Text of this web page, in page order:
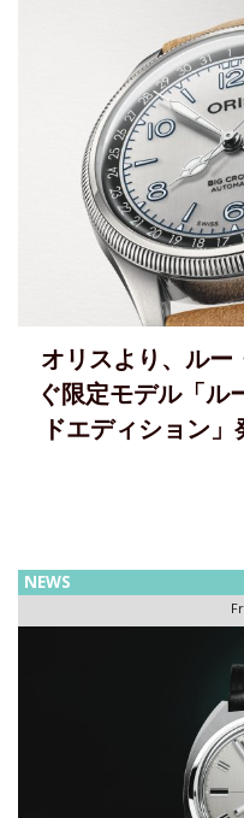
オリスより、ルー
ぐ限定モデル「ル
ドエディション
ルー・ゲーリッグの精神
ル登場オリスは、伝説の
ゲーリッグ リミテッドエ
NEWS